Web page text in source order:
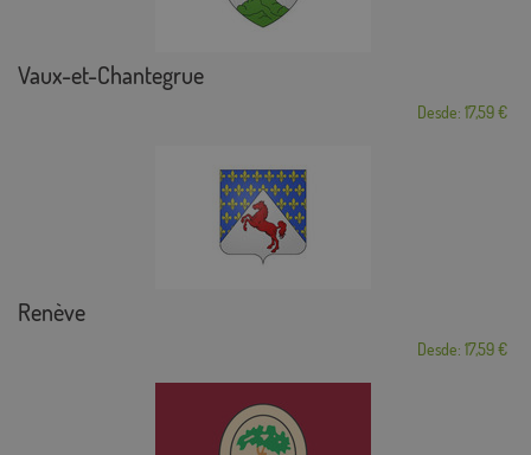
Vaux-et-Chantegrue
Desde: 17,59 €
Renève
Desde: 17,59 €